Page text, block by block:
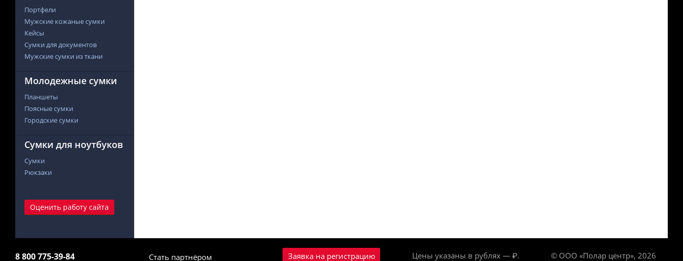
Портфели
Мужские кожаные сумки
Кейсы
Сумки для документов
Мужские сумки из ткани
Молодежные сумки
Планшеты
Поясные сумки
Городские сумки
Сумки для ноутбуков
Сумки
Рюкзаки
Оценить работу сайта
8 800 775-39-84 Стать партнёром Заявка на регистрацию Цены указаны в рублях — ₽. © ООО «Полар центр», 2026